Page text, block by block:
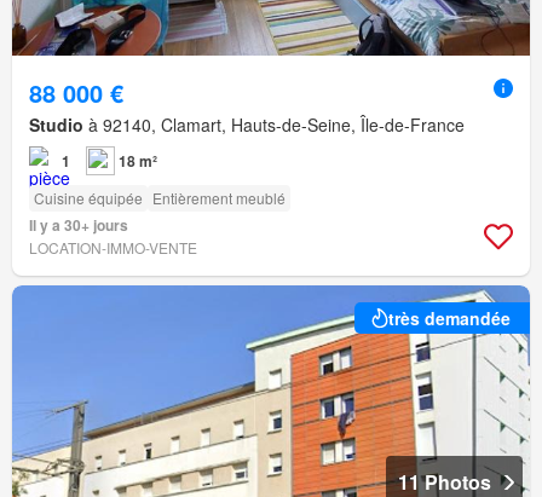
88 000 €
Studio à 92140, Clamart, Hauts-de-Seine, Île-de-France
1 18 m²
Cuisine équipée Entièrement meublé
Il y a 30+ jours
LOCATION-IMMO-VENTE
très demandée
11 Photos